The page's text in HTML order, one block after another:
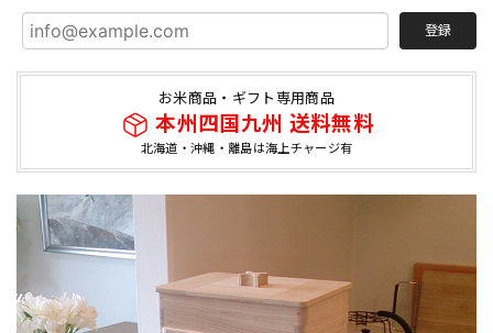
登録
お米商品・ギフト専用商品
本州四国九州 送料無料
北海道・沖縄・離島は海上チャージ有